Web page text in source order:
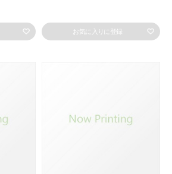
お気に入りに登録